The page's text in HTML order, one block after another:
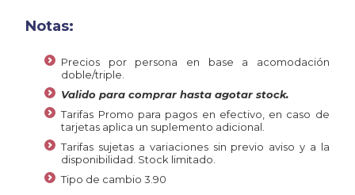
Notas:
Precios por persona en base a acomodación
doble/triple.
Valido para comprar hasta agotar stock.
Tarifas Promo para pagos en efectivo, en caso de
tarjetas aplica un suplemento adicional.
Tarifas sujetas a variaciones sin previo aviso y a la
disponibilidad. Stock limitado.
Tipo de cambio 3.90